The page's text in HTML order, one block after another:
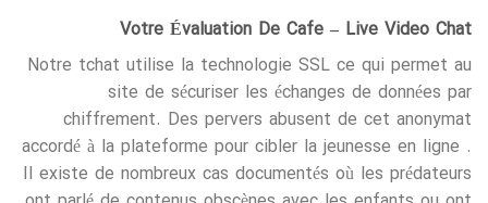
Votre Évaluation De Cafe – Live Video Chat
Notre tchat utilise la technologie SSL ce qui permet au
site de sécuriser les échanges de données par
chiffrement. Des pervers abusent de cet anonymat
accordé à la plateforme pour cibler la jeunesse en ligne .
Il existe de nombreux cas documentés où les prédateurs